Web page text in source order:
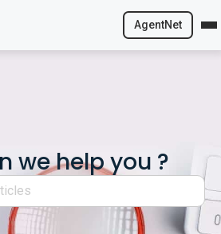
AgentNet
we help you ?